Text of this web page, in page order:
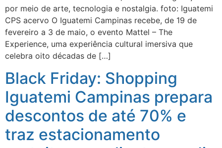
por meio de arte, tecnologia e nostalgia. foto: Iguatemi
CPS acervo O Iguatemi Campinas recebe, de 19 de
fevereiro a 3 de maio, o evento Mattel – The
Experience, uma experiência cultural imersiva que
celebra oito décadas de […]
Black Friday: Shopping
Iguatemi Campinas prepara
descontos de até 70% e
traz estacionamento